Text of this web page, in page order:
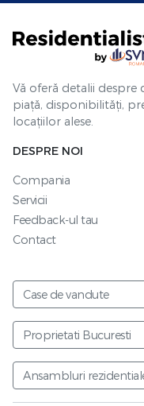
Vă oferă detalii
piață, disponibilități,
locațiilor alese.
DESPRE NOI
Compania
Servicii
Feedback-ul tau
Contact
Case de vandute
Proprietati Bucuresti
Ansambluri